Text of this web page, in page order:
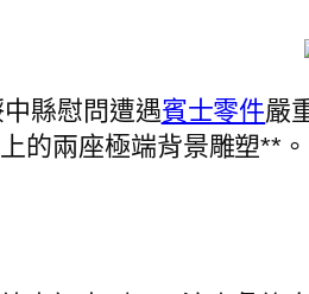
縣慰問遭遇賓士零件嚴
的兩座極端背景雕塑**